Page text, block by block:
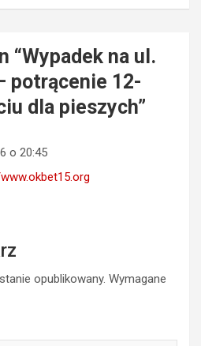
“Wypadek na ul.
potrącenie 12-
dla pieszych”
o 20:45
opublikowany. Wymagane